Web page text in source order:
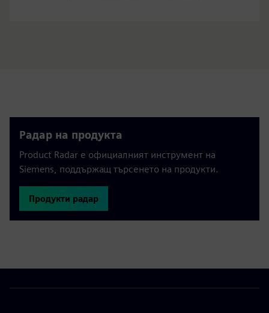
Радар на продукта
Product Radar е официалният инструмент на
Siemens, поддържащ търсенето на продукти.
Продукти радар